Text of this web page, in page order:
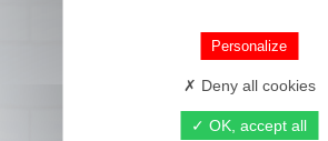
Personalize
Deny all cookies
OK, accept all